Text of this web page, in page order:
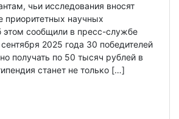
чьи исследования вносят
приоритетных научных
этом сообщили в пресс-службе
2025 года 30 победителей
получать по 50 тысяч рублей в
станет не только […]